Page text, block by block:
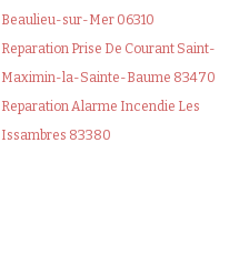
Beaulieu-sur-Mer 06310
Reparation Prise De Courant Saint-
Maximin-la-Sainte-Baume 83470
Reparation Alarme Incendie Les
Issambres 83380